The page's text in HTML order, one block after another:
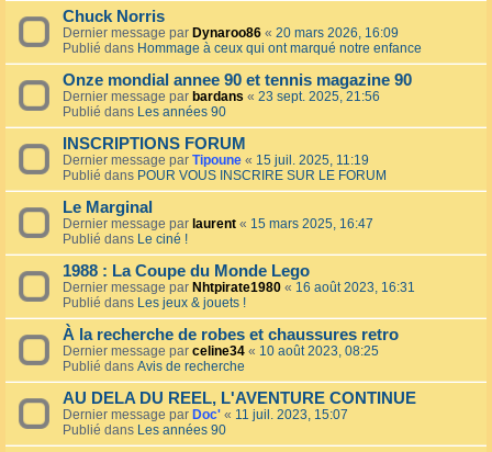
Chuck Norris
Dernier message par Dynaroo86 « 20 mars 2026, 16:09
Publié dans Hommage à ceux qui ont marqué notre enfance
Onze mondial annee 90 et tennis magazine 90
Dernier message par bardans « 23 sept. 2025, 21:56
Publié dans Les années 90
INSCRIPTIONS FORUM
Dernier message par Tipoune « 15 juil. 2025, 11:19
Publié dans POUR VOUS INSCRIRE SUR LE FORUM
Le Marginal
Dernier message par laurent « 15 mars 2025, 16:47
Publié dans Le ciné !
1988 : La Coupe du Monde Lego
Dernier message par Nhtpirate1980 « 16 août 2023, 16:31
Publié dans Les jeux & jouets !
À la recherche de robes et chaussures retro
Dernier message par celine34 « 10 août 2023, 08:25
Publié dans Avis de recherche
AU DELA DU REEL, L'AVENTURE CONTINUE
Dernier message par Doc' « 11 juil. 2023, 15:07
Publié dans Les années 90